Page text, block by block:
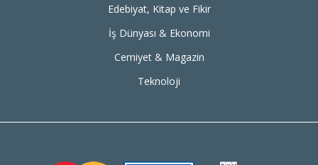
Edebiyat, Kitap ve Fikir
İş Dünyası & Ekonomi
Cemiyet & Magazin
Teknoloji